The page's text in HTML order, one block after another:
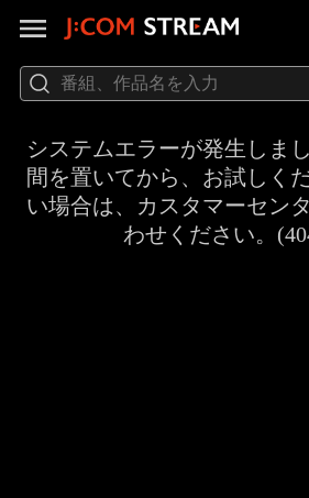
システムエラーが発生しま
間を置いてから、お試しく
い場合は、カスタマーセン
わせください。